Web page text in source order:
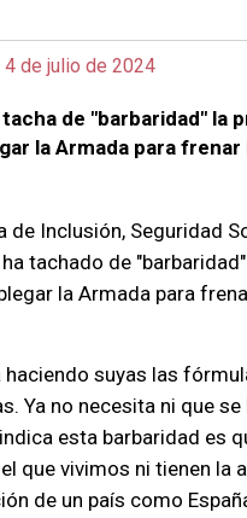
4 de julio de 2024
tacha de "barbaridad" la
la Armada para frenar
de Inclusión, Seguridad
ha tachado de
la Armada para
haciendo suyas las
Ya no necesita ni que
esta barbaridad es
que vivimos ni tienen la
de un país como